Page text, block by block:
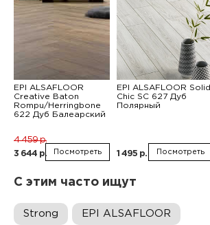
EPI ALSAFLOOR
Creative Baton
Rompu/Herringbone
622 Дуб Балеарский
4 459 р.
3 644 р.
Посмотреть
EPI ALSAFLOOR Solid
Chic SC 627 Дуб
Полярный
1 495 р. Посмотреть
С этим часто ищут
Strong EPI ALSAFLOOR